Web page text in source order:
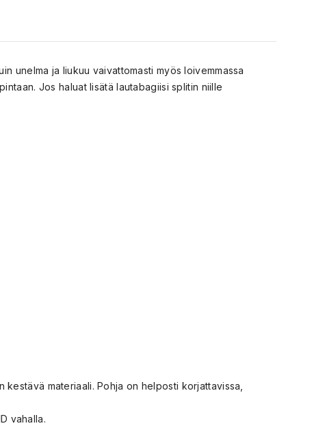
unelma ja liukuu vaivattomasti myös loivemmassa
Jos haluat lisätä lautabagiisi splitin niille
materiaali. Pohja on helposti korjattavissa,
vahalla.